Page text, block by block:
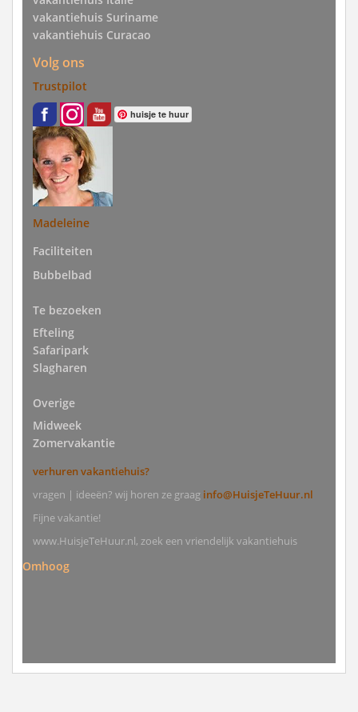
vakantiehuis Suriname
vakantiehuis Curacao
Volg ons
Trustpilot
huisje te huur
Madeleine
Faciliteiten
Bubbelbad
Te bezoeken
Efteling
Safaripark
Slagharen
Overige
Midweek
Zomervakantie
verhuren vakantiehuis?
vragen | ideeën? wij horen ze graag info@HuisjeTeHuur.nl
Fijne vakantie!
www.HuisjeTeHuur.nl, zoek een vriendelijk vakantiehuis
Omhoog